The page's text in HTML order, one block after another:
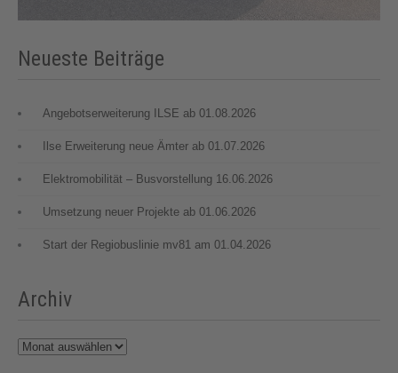
Neueste Beiträge
Angebotserweiterung ILSE ab 01.08.2026
Ilse Erweiterung neue Ämter ab 01.07.2026
Elektromobilität – Busvorstellung 16.06.2026
Umsetzung neuer Projekte ab 01.06.2026
Start der Regiobuslinie mv81 am 01.04.2026
Archiv
Archiv